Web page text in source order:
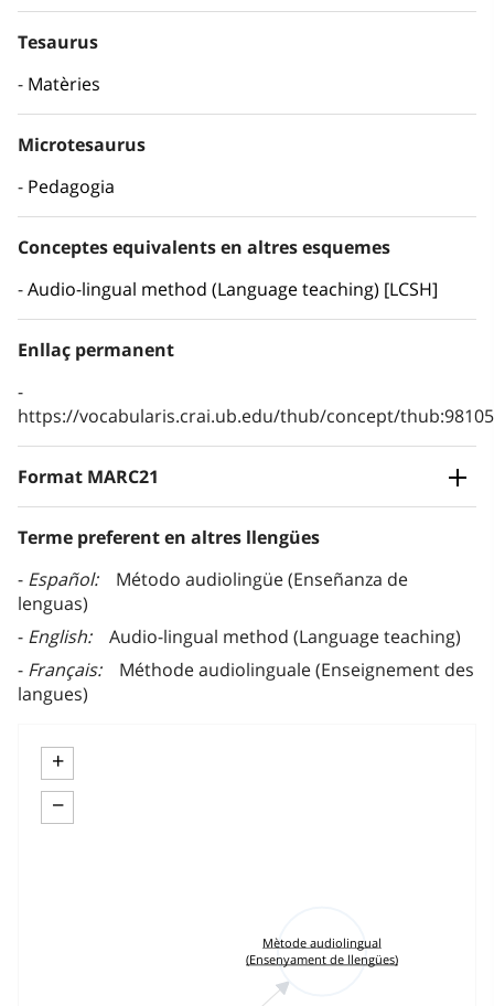
Tesaurus
Matèries
Microtesaurus
Pedagogia
Conceptes equivalents en altres esquemes
Audio-lingual method (Language teaching) [LCSH]
Enllaç permanent
https://vocabularis.crai.ub.edu/thub/concept/
Format MARC21
Terme preferent en altres llengües
Español
Método audiolingüe (Enseñanza de
lenguas)
English
Audio-lingual method (Language teaching)
Français
Méthode audiolinguale (Enseignement des
langues)
+
−
Mètode audiolingual
(Ensenyament de llengües)